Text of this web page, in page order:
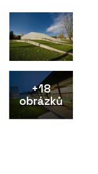
QUADRO -
+18
obrázků